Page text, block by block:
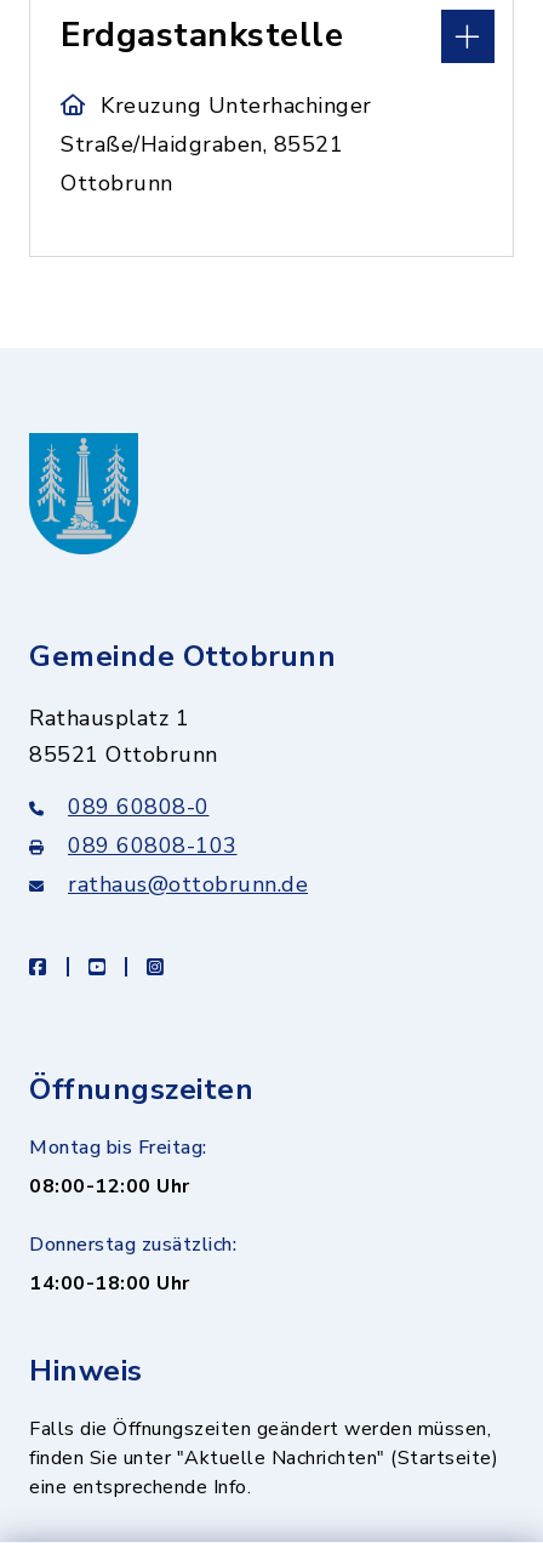
Erdgastankstelle
Kreuzung Unterhachinger
Straße/Haidgraben, 85521
Ottobrunn
Gemeinde Ottobrunn
Rathausplatz 1
85521 Ottobrunn
089 60808-0
089 60808-103
rathaus@ottobrunn.de
facebookyoutubeinstagram
Öffnungszeiten
Montag bis Freitag:
08:00-12:00 Uhr
Donnerstag zusätzlich:
14:00-18:00 Uhr
Hinweis
Falls die Öffnungszeiten geändert werden müssen,
finden Sie unter "Aktuelle Nachrichten" (Startseite)
eine entsprechende Info.